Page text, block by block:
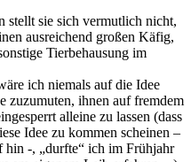
stellt sie sich vermutlich nicht,
ausreichend großen Käfig,
Tierbehausung im
ich niemals auf die Idee
zuzumuten, ihnen auf fremdem
alleine zu lassen (dass
Idee zu kommen scheinen –
hin -, „durfte“ ich im Frühjahr